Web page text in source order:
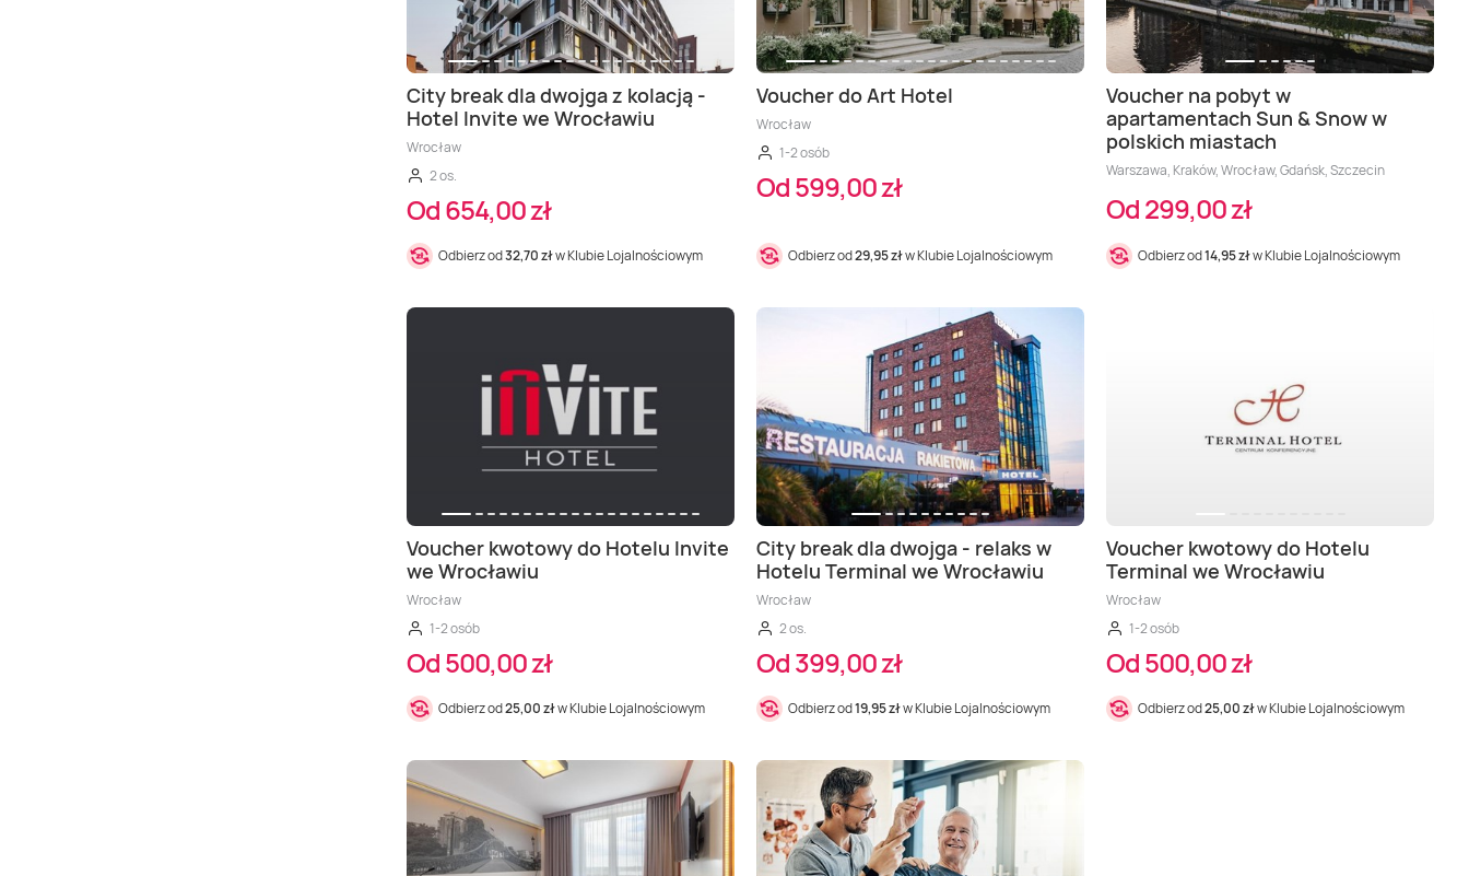
City break dla dwojga z kolacją -
Hotel Invite we Wrocławiu
Wrocław
2 os.
Od 654,00 zł
Odbierz od32,70 złw Klubie Lojalnościowym
Voucher do Art Hotel
Wrocław
1-2 osób
Od 599,00 zł
Odbierz od29,95 złw Klubie Lojalnościowym
Voucher na pobyt w
apartamentach Sun & Snow w
polskich miastach
Warszawa, Kraków, Wrocław, Gdańsk, Szczecin
Od 299,00 zł
Odbierz od14,95 złw Klubie Lojalnościowym
Voucher kwotowy do Hotelu Invite
we Wrocławiu
Wrocław
1-2 osób
Od 500,00 zł
Odbierz od25,00 złw Klubie Lojalnościowym
City break dla dwojga - relaks w
Hotelu Terminal we Wrocławiu
Wrocław
2 os.
Od 399,00 zł
Odbierz od19,95 złw Klubie Lojalnościowym
Voucher kwotowy do Hotelu
Terminal we Wrocławiu
Wrocław
1-2 osób
Od 500,00 zł
Odbierz od25,00 złw Klubie Lojalnościowym